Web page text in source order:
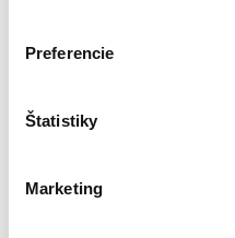
Preferencie
Štatistiky
Marketing